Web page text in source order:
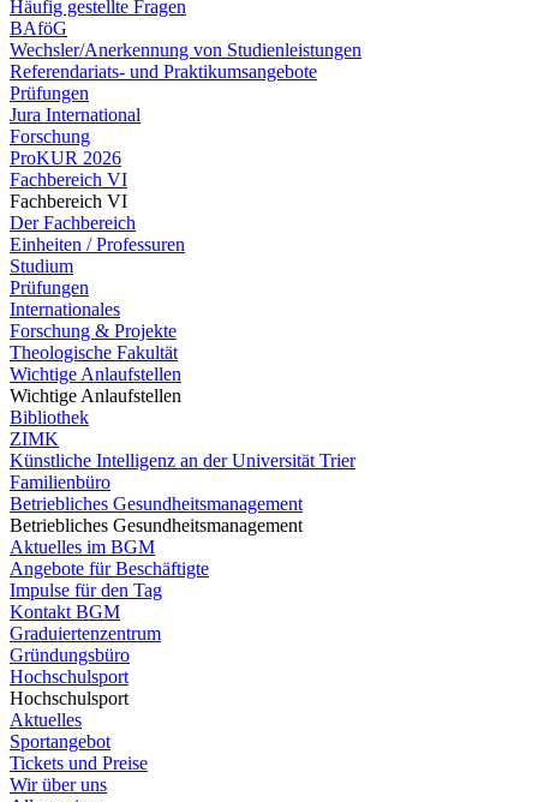
Häufig gestellte Fragen
BAföG
Wechsler/Anerkennung von Studienleistungen
Referendariats- und Praktikumsangebote
Prüfungen
Jura International
Forschung
ProKUR 2026
Fachbereich VI
Fachbereich VI
Der Fachbereich
Einheiten / Professuren
Studium
Prüfungen
Internationales
Forschung & Projekte
Theologische Fakultät
Wichtige Anlaufstellen
Wichtige Anlaufstellen
Bibliothek
ZIMK
Künstliche Intelligenz an der Universität Trier
Familienbüro
Betriebliches Gesundheitsmanagement
Betriebliches Gesundheitsmanagement
Aktuelles im BGM
Angebote für Beschäftigte
Impulse für den Tag
Kontakt BGM
Graduiertenzentrum
Gründungsbüro
Hochschulsport
Hochschulsport
Aktuelles
Sportangebot
Tickets und Preise
Wir über uns